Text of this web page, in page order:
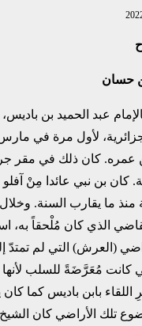
حسان
عبد الحميد بن
عمره. كان ذلك في مقر
كان بن نبي عائدا مِنْ
ما يقارب السنة. وخلال
الذي كان مُلْحقاً به،
(العرش) التي لم تمتدّ
كانت مُعَرَّضَةً للسلب
اللقاء بابن باديس كما كان
تلك الأراضي كان